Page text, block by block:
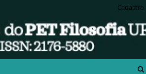
Cadastro